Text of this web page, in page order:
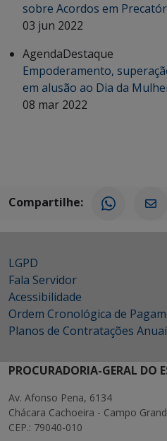
sobre Acordos em
03 jun 2022
AgendaDestaque
Empoderamento,
em alusão ao Dia da
08 mar 2022
Compartilhe:
LGPD
Fala Servidor
Acessibilidade
Ordem Cronológica de
Planos de Contratações
PROCURADORIA-GERAL DO
Av. Afonso Pena, 6134
Chácara Cachoeira - Campo
CEP.: 79040-010